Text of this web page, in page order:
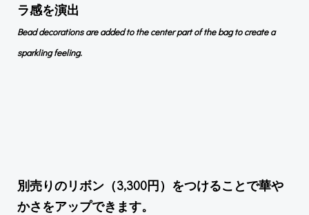
ラ感を演出
Bead decorations are added to the center part of the bag to create a
sparkling feeling.
別売りのリボン（3,300円）をつけることで華や
かさをアップできます。